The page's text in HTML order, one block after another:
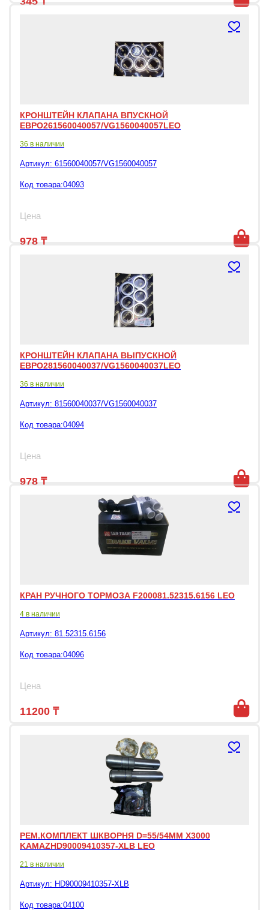
КРОНШТЕЙН КЛАПАНА ВПУСКНОЙ
ЕВРО261560040057/VG1560040057LEO
36 в наличии
Артикул: 61560040057/VG1560040057
Код товара:04093
Цена
978 ₸
КРОНШТЕЙН КЛАПАНА ВЫПУСКНОЙ
ЕВРО281560040037/VG1560040037LEO
36 в наличии
Артикул: 81560040037/VG1560040037
Код товара:04094
Цена
978 ₸
КРАН РУЧНОГО ТОРМОЗА F200081.52315.6156 LEO
4 в наличии
Артикул: 81.52315.6156
Код товара:04096
Цена
11200 ₸
РЕМ.КОМПЛЕКТ ШКВОРНЯ D=55/54ММ X3000
KAMAZHD90009410357-XLB LEO
21 в наличии
Артикул: HD90009410357-XLB
Код товара:04100